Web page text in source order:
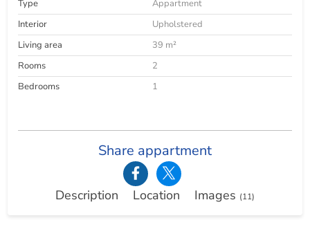
Type
Appartment
Interior
Upholstered
Living area
39 m²
Rooms
2
Bedrooms
1
Share appartment
Description Location Images (11)